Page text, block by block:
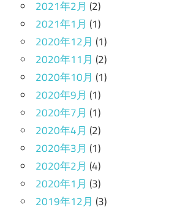
2021年2月 (2)
2021年1月 (1)
2020年12月 (1)
2020年11月 (2)
2020年10月 (1)
2020年9月 (1)
2020年7月 (1)
2020年4月 (2)
2020年3月 (1)
2020年2月 (4)
2020年1月 (3)
2019年12月 (3)